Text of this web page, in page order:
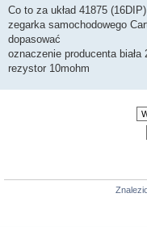
Co to za układ 41875
zegarka samochodowego
dopasować
oznaczenie producenta biała
rezystor 10mohm